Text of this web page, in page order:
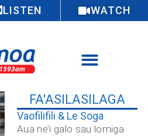
LISTEN WATCH
FA'ASILASILAGA
Vaofilifili & Le Soga
Aua ne’i galo sau lomiga